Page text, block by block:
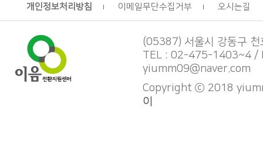
개인정보처리방침 이메일무단수집거부 오시는길
(05387) 서울시 강동구
TEL : 02-475-1403~4 /
yiumm09@naver.com
Copyright ⓒ 2018
이